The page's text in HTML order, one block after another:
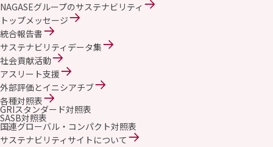
NAGASEグループのサステナビリティ
トップメッセージ
統合報告書
サステナビリティデータ集
社会貢献活動
アスリート支援
外部評価とイニシアチブ
各種対照表
GRIスタンダード対照表
SASB対照表
国連グローバル・コンパクト対照表
サステナビリティサイトについて